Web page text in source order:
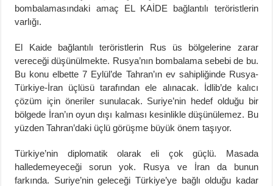
bombalamasındaki amaç EL KAİDE bağlantılı teröristlerin
varlığı.
El Kaide bağlantılı teröristlerin Rus üs bölgelerine zarar
vereceği düşünülmekte. Rusya’nın bombalama sebebi de bu.
Bu konu elbette 7 Eylül’de Tahran’ın ev sahipliğinde Rusya-
Türkiye-İran üçlüsü tarafından ele alınacak. İdlib’de kalıcı
çözüm için öneriler sunulacak. Suriye’nin hedef olduğu bir
bölgede İran’ın oyun dışı kalması kesinlikle düşünülemez. Bu
yüzden Tahran’daki üçlü görüşme büyük önem taşıyor.
Türkiye’nin diplomatik olarak eli çok güçlü. Masada
halledemeyeceği sorun yok. Rusya ve İran da bunun
farkında. Suriye’nin geleceği Türkiye’ye bağlı olduğu kadar